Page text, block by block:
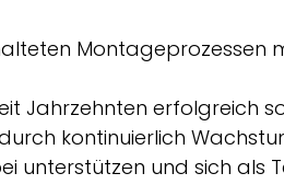
Montageprozessen
Jahrzehnten erfolgreich
kontinuierlich
und sich als